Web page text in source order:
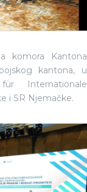
komora Kantona
kantona, u
Internationale
i SR Njemačke.